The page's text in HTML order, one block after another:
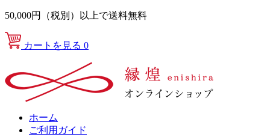
50,000円（税別）以上で送料無料
カートを見る 0
ホーム
ご利用ガイド